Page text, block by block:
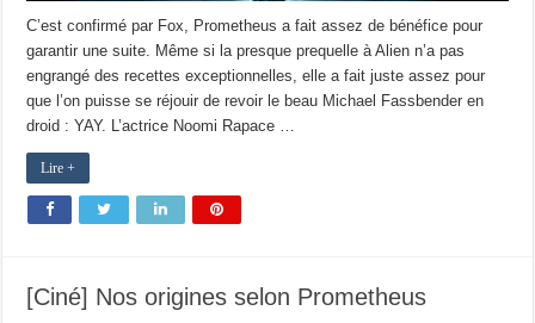
C’est confirmé par Fox, Prometheus a fait assez de bénéfice pour
garantir une suite. Même si la presque prequelle à Alien n’a pas
engrangé des recettes exceptionnelles, elle a fait juste assez pour
que l’on puisse se réjouir de revoir le beau Michael Fassbender en
droid : YAY. L’actrice Noomi Rapace …
Lire +
[Ciné] Nos origines selon Prometheus